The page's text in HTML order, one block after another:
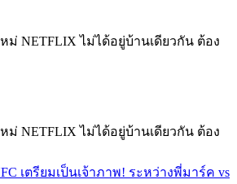
NETFLIX ไม่ได้อยู่บ้านเดียวกัน ต้อง
NETFLIX ไม่ได้อยู่บ้านเดียวกัน ต้อง